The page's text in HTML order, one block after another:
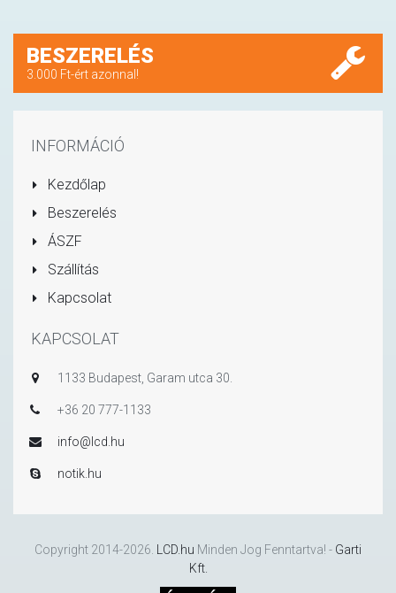
BESZERELÉS
3.000 Ft-ért azonnal!
INFORMÁCIÓ
Kezdőlap
Beszerelés
ÁSZF
Szállítás
Kapcsolat
KAPCSOLAT
1133 Budapest, Garam utca 30.
+36 20 777-1133
info@lcd.hu
notik.hu
Copyright 2014-2026. LCD.hu Minden Jog Fenntartva! - Garti
Kft.